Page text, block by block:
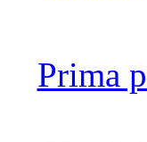
Prima